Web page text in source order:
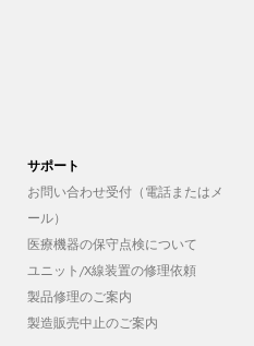
サポート
お問い合わせ受付（電話またはメ
ール）
医療機器の保守点検について
ユニット/X線装置の修理依頼
製品修理のご案内
製造販売中止のご案内